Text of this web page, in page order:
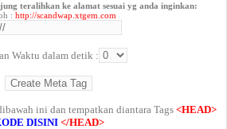
teralihkan ke alamat sesuai yg anda inginkan:
: http://scandwap.xtgem.com
Waktu dalam detik :
ini dan tempatkan diantara Tags <HEAD>
DISINI </HEAD>